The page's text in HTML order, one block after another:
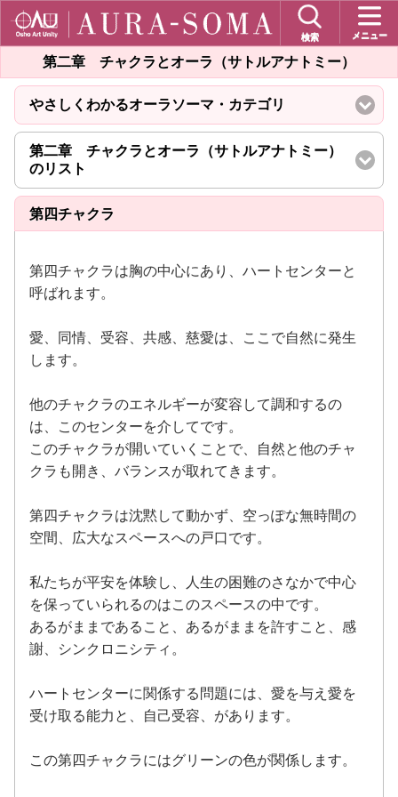
検索 メニュー
第二章 チャクラとオーラ（サトルアナトミー）
やさしくわかるオーラソーマ・カテゴリ
to
contents
第二章 チャクラとオーラ（サトルアナトミー）
のリスト
to
expand
contents
第四チャクラ
第四チャクラは胸の中心にあり、ハートセンターと
呼ばれます。
愛、同情、受容、共感、慈愛は、ここで自然に発生
します。
他のチャクラのエネルギーが変容して調和するの
は、このセンターを介してです。
このチャクラが開いていくことで、自然と他のチャ
クラも開き、バランスが取れてきます。
第四チャクラは沈黙して動かず、空っぽな無時間の
空間、広大なスペースへの戸口です。
私たちが平安を体験し、人生の困難のさなかで中心
を保っていられるのはこのスペースの中です。
あるがままであること、あるがままを許すこと、感
謝、シンクロニシティ。
ハートセンターに関係する問題には、愛を与え愛を
受け取る能力と、自己受容、があります。
この第四チャクラにはグリーンの色が関係します。